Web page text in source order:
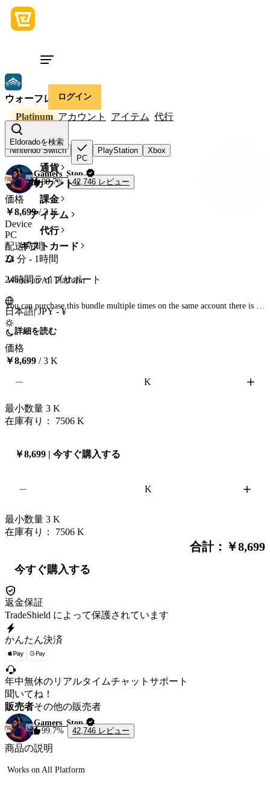
ログイン
Eldoradoを検索
通貨
アカウント
課金
アイテム
代行
ギフトカード
24時間ライブサポート
日本語|JPY - ¥
ウォーフレーム
Platinum アカウント アイテム 代行
Device
Nintendo Switch
PC
PlayStation Xbox
Gamers_Stop
99.7%
42,746 レビュー
価格
￥8,699/ 3 K
Device
PC
配送時間
24 分 - 1時間
Works on All Platform
You can purchase this bundle multiple times on the same account there is no
limit
Delivery :
A. We will require Warframe email and password. And we will bind epic
of the epic account.
account, send the Epic Games login details via chat.
詳細を読む
価格
￥8,699 / 3 K
K
最小数量 3 K
在庫有り： 7506 K
￥8,699 | 今すぐ購入する
K
最小数量 3 K
在庫有り： 7506 K
合計：￥8,699
今すぐ購入する
返金保証
TradeShield によって保護されています
かんたん決済
年中無休のリアルタイムチャットサポート
聞いてね！
販売者その他の販売者
Gamers_Stop
99.7%
42,746 レビュー
商品の説明
Works on All Platform